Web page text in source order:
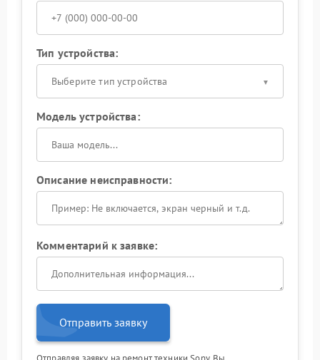
Тип устройства:
Выберите тип устройства
Модель устройства:
Описание неисправности:
Комментарий к заявке:
Отправить заявку